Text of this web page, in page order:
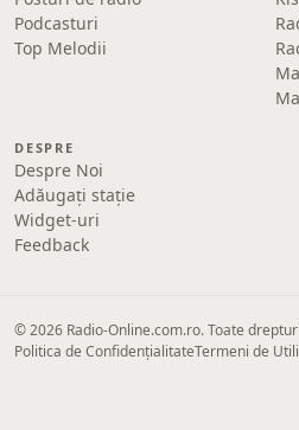
Podcasturi
Top Melodii
DESPRE
Despre Noi
Adăugați stație
Widget-uri
Feedback
© 2026 Radio-Online.com.ro. Toate
Politica de ConfidențialitateTermeni de